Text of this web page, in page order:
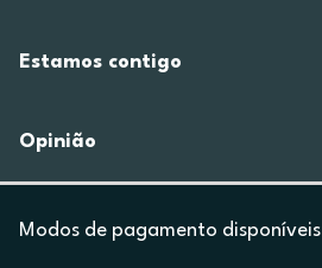
Estamos contigo
Opinião
Modos de pagamento disponíveis